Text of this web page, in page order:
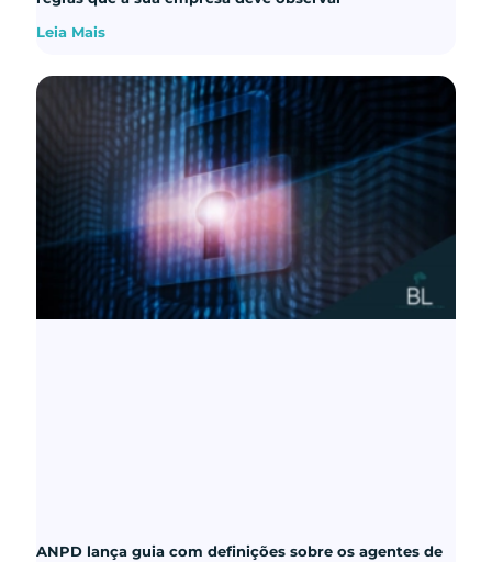
Leia Mais
ANPD lança guia com definições sobre os agentes de